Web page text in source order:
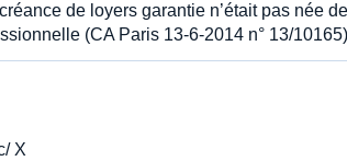
de loyers garantie n’était pas née
(CA Paris 13-6-2014 n° 13/
X